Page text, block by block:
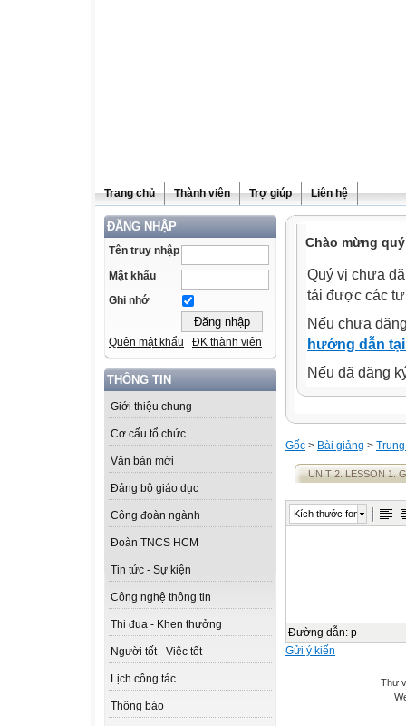
Trang chủ Thành viên Trợ giúp Liên hệ
ĐĂNG NHẬP
Tên truy nhập
Mật khẩu
Ghi nhớ
Quên mật khẩu ĐK thành viên
THÔNG TIN
Giới thiệu chung
Cơ cấu tổ chức
Văn bản mới
Đảng bộ giáo dục
Công đoàn ngành
Đoàn TNCS HCM
Tin tức - Sự kiện
Công nghệ thông tin
Thi đua - Khen thưởng
Người tốt - Việc tốt
Lịch công tác
Thông báo
Chào mừng
Quý vị chưa
tải được các
Nếu chưa
hướng dẫn
Nếu đã đăng
Gốc > Bài giảng >
UNIT 2. LESSON 1.
Kích thước font
Đường dẫn: p
Gửi ý kiến
Thư